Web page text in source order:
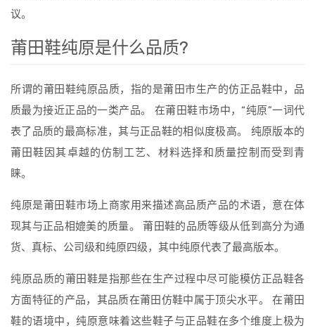
议。
莆田鞋纯原是什么品质?
所谓的莆田鞋纯原品质，指的是莆田市生产的仿正品鞋中，品
质最为接近正品的一类产品。 在莆田鞋市场中，“纯原”一词代
表了品质的最高标准，其与正品鞋的相似度极高。 纯原版本的
莆田鞋因其卓越的仿制工艺、材料选择和质量控制而受到青
睐。
纯原是莆田鞋市场上商家用来描述高品质产品的术语，意在体
现其与正品相媲美的质量。 莆田鞋的品质等级从低到高分为通
货、真标、公司级和纯原四级，其中纯原代表了最高版本。
纯原品质的莆田鞋是指那些在生产过程中尽可能模仿正品鞋各
方面特征的产品，其品质在莆田仿鞋中属于顶尖水平。 在莆田
鞋的语境中，纯原意味着这些鞋子与正品鞋在多个维度上极为